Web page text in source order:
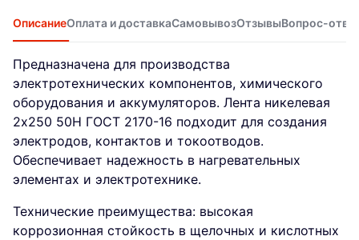
ОписаниеОплата и доставкаСамовывозОтзывыВопрос-
Предназначена для производства
электротехнических компонентов, химического
оборудования и аккумуляторов. Лента никелевая
2x250 50Н ГОСТ 2170-16 подходит для создания
электродов, контактов и токоотводов.
Обеспечивает надежность в нагревательных
элементах и электротехнике.
Технические преимущества: высокая
коррозионная стойкость в щелочных и кислотных